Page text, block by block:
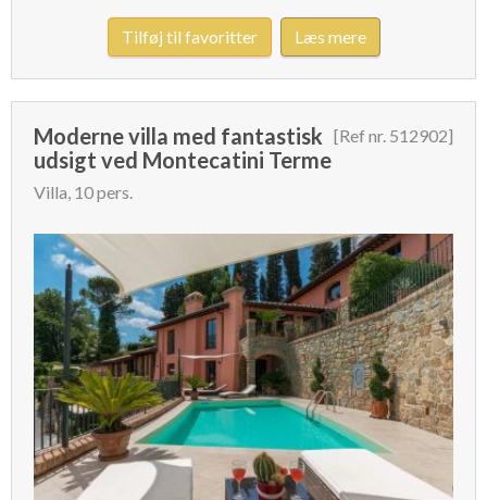
Tilføj til favoritter Læs mere
Moderne villa med fantastisk
udsigt ved Montecatini Terme
Villa, 10 pers.
[Ref nr. 512902]